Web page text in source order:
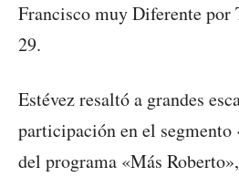
Francisco muy Diferente por
29.
Estévez resaltó a grandes
participación en el
del programa «Más